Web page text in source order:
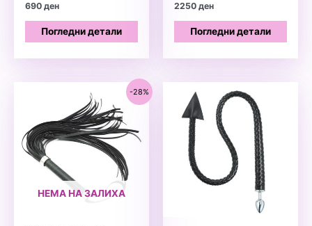
690ден
Погледни детали
2250ден
Погледни детали
-28%
НЕМА НА ЗАЛИХА